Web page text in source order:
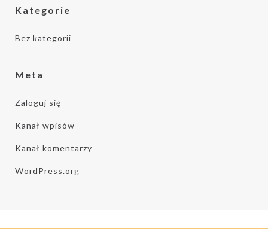
Kategorie
Bez kategorii
Meta
Zaloguj się
Kanał wpisów
Kanał komentarzy
WordPress.org